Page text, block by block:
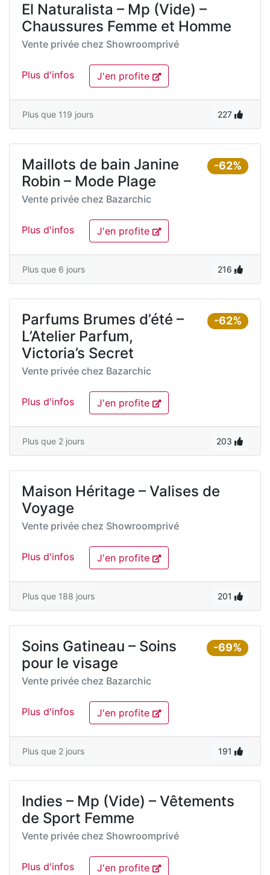
El Naturalista – Mp (Vide) –
Chaussures Femme et Homme
Vente privée chez Showroomprivé
Plus d'infos J'en profite
Plus que 119 jours 227
-62%
Maillots de bain Janine
Robin – Mode Plage
Vente privée chez Bazarchic
Plus d'infos J'en profite
Plus que 6 jours 216
-62%
Parfums Brumes d’été –
L’Atelier Parfum,
Victoria’s Secret
Vente privée chez Bazarchic
Plus d'infos J'en profite
Plus que 2 jours 203
Maison Héritage – Valises de
Voyage
Vente privée chez Showroomprivé
Plus d'infos J'en profite
Plus que 188 jours 201
-69%
Soins Gatineau – Soins
pour le visage
Vente privée chez Bazarchic
Plus d'infos J'en profite
Plus que 2 jours 191
Indies – Mp (Vide) – Vêtements
de Sport Femme
Vente privée chez Showroomprivé
Plus d'infos J'en profite